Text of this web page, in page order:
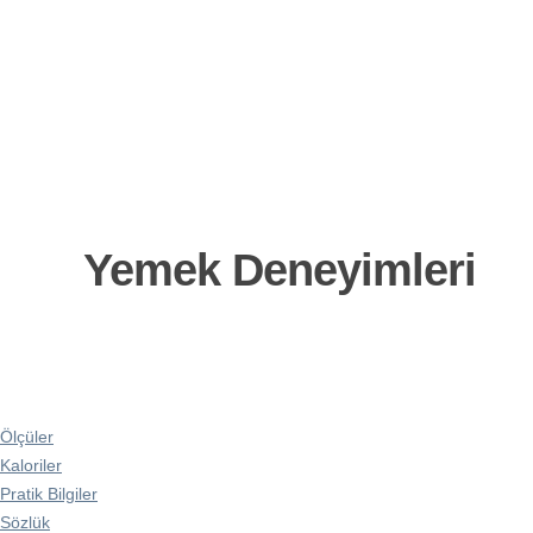
Yemek Deneyimleri
Ölçüler
Kaloriler
Pratik Bilgiler
Sözlük